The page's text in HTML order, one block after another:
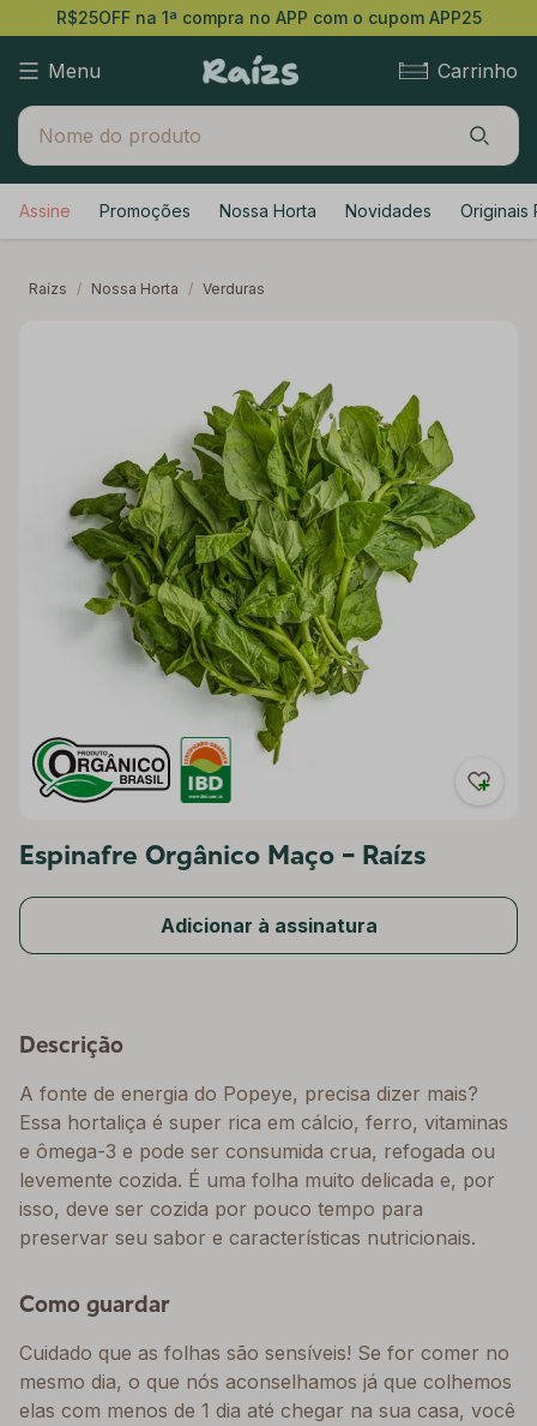
R$25OFF na 1ª compra no APP com o cupom APP25
Menu Carrinho
Assine Promoções Nossa Horta Novidades Originais
Raízs / Nossa Horta / Verduras
Espinafre Orgânico Maço - Raízs
Adicionar à assinatura
Descrição
A fonte de energia do Popeye, precisa dizer mais?
Essa hortaliça é super rica em cálcio, ferro, vitaminas
e ômega-3 e pode ser consumida crua, refogada ou
levemente cozida. É uma folha muito delicada e, por
isso, deve ser cozida por pouco tempo para
preservar seu sabor e características nutricionais.
Como guardar
Cuidado que as folhas são sensíveis! Se for comer no
mesmo dia, o que nós aconselhamos já que colhemos
elas com menos de 1 dia até chegar na sua casa, você